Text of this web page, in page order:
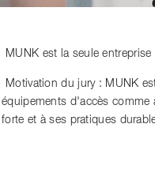
MUNK est la seule
Motivation du jury : MUNK
équipements d'accès comme
forte et à ses pratiques